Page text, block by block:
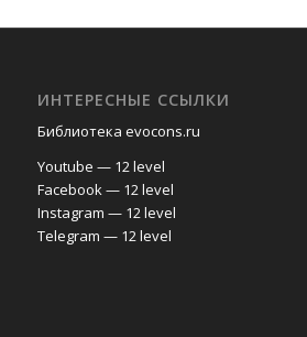
ИНТЕРЕСНЫЕ ССЫЛКИ
Библиотека evocons.ru
Youtube — 12 level
Facebook — 12 level
Instagram — 12 level
Telegram — 12 level